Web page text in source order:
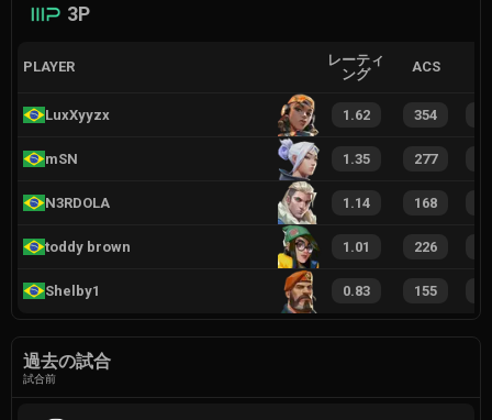
3P
PLAYER
レーティ
ング
ACS
LuxXyyzx 1.62 354
mSN 1.35 277
N3RDOLA 1.14 168
toddy brown 1.01 226
Shelby1 0.83 155
過去の試合
試合前